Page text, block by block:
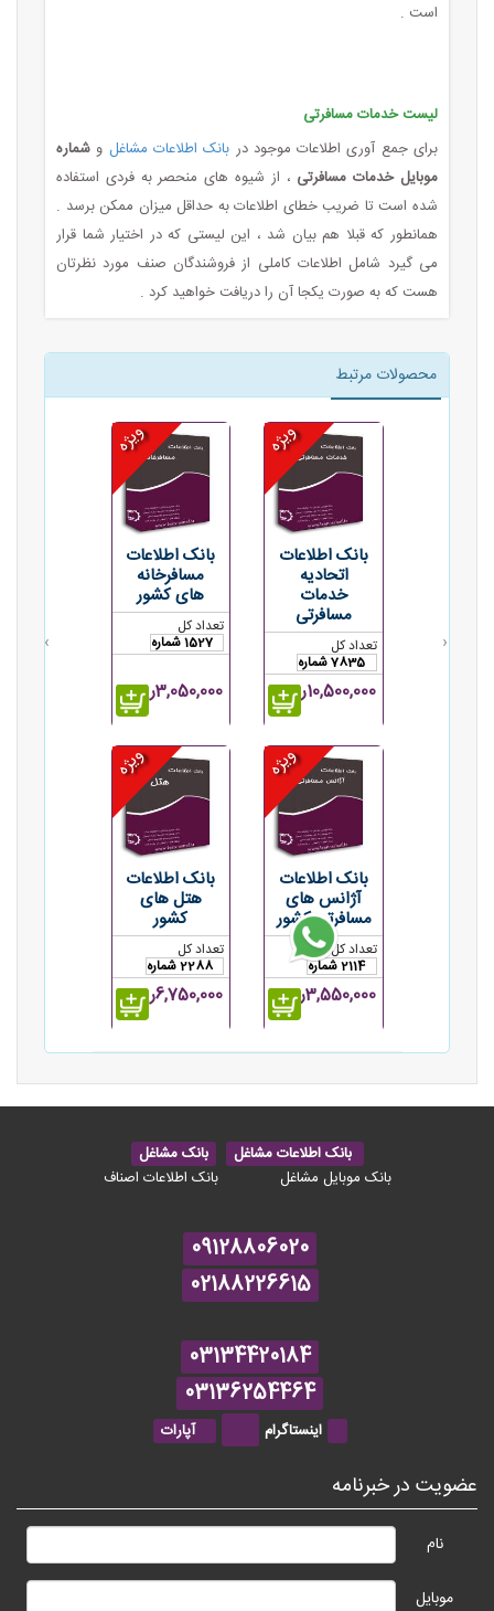
است .
لیست خدمات مسافرتی
برای جمع آوری اطلاعات موجود در بانک اطلاعات مشاغل و شماره
موبایل خدمات مسافرتی ، از شیوه های منحصر به فردی استفاده
شده است تا ضریب خطای اطلاعات به حداقل میزان ممکن برسد .
همانطور که قبلا هم بیان شد ، این لیستی که در اختیار شما قرار
می گیرد شامل اطلاعات کاملی از فروشندگان صنف مورد نظرتان
هست که به صورت یکجا آن را دریافت خواهید کرد .
محصولات مرتبط
ویژه
بانک اطلاعات
اتحادیه
خدمات
مسافرتی
تعداد کل
7835 شماره
10,500,000ریال
ویژه
بانک اطلاعات
مسافرخانه
های کشور
تعداد کل
1527 شماره
3,050,000ریال
ویژه
بانک اطلاعات
آژانس های
مسافرتی کشور
تعداد کل
2114 شماره
3,550,000ریال
ویژه
بانک اطلاعات
هتل های
کشور
تعداد کل
2288 شماره
6,750,000ریال
‹
›
بانک اطلاعات مشاغل
بانک مشاغل
بانک موبایل مشاغل
بانک اطلاعات اصناف
09128806020
02188226615
03134420184
03136254464
اینستاگرام آپارات
عضویت در خبرنامه
نام
موبایل